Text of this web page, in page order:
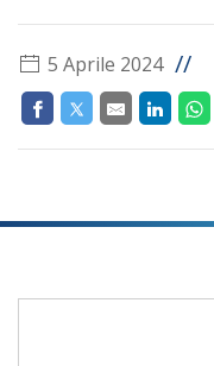
5 Aprile 2024 //